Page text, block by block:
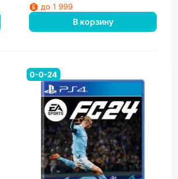
до 1 999
В корзину
0-0-24